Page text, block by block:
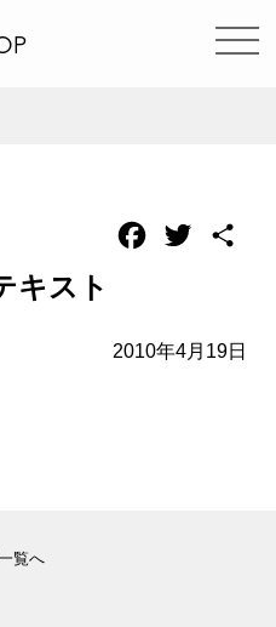
Facebook
Twitter
キスト
2010年4月19日
覧へ